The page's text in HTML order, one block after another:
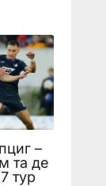
–
та де
тур